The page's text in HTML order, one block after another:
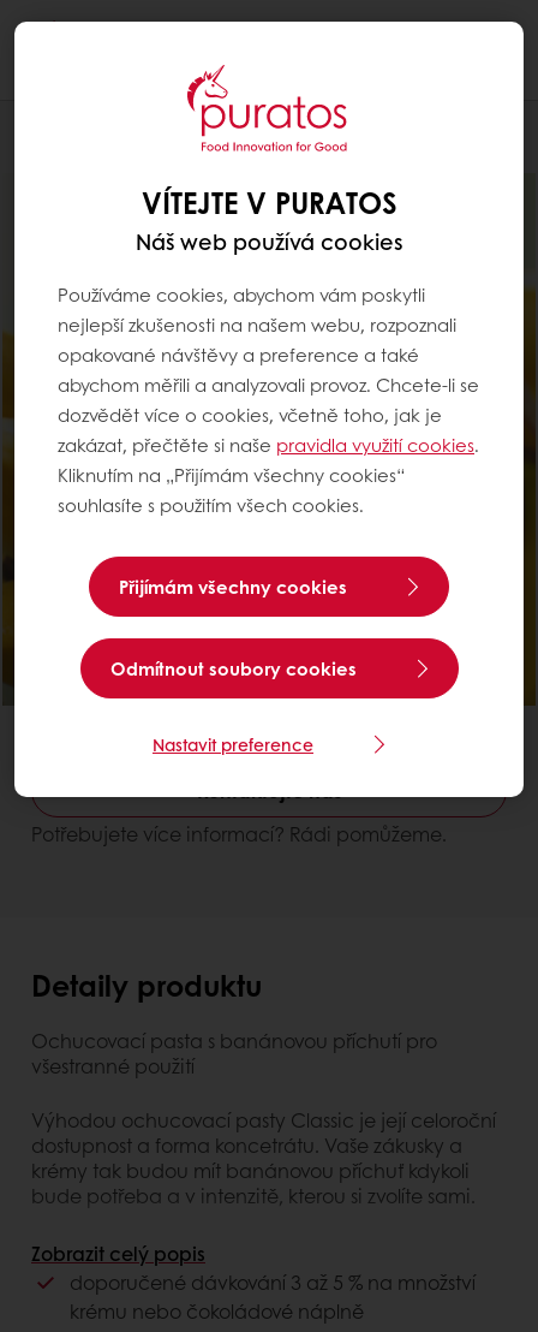
Classic Banane
Kontaktujte nás
Potřebujete více informací? Rádi pomůžeme.
Detaily produktu
Ochucovací pasta s banánovou příchutí pro
všestranné použití
Výhodou ochucovací pasty Classic je její celoroční
dostupnost a forma koncetrátu. Vaše zákusky a
krémy tak budou mít banánovou příchuť kdykoli
bude potřeba a v intenzitě, kterou si zvolíte sami.
Výhody pro zákazníka
jednoduché použití
Zobrazit celý popis
doporučené dávkování 3 až 5 % na množství
krému nebo čokoládové náplně
VÍTEJTE V PURATOS
Náš web používá cookies
Používáme cookies, abychom vám poskytli
nejlepší zkušenosti na našem webu, rozpoznali
opakované návštěvy a preference a také
abychom měřili a analyzovali provoz. Chcete-li se
dozvědět více o cookies, včetně toho, jak je
zakázat, přečtěte si naše pravidla využití cookies.
Kliknutím na „Přijímám všechny cookies“
souhlasíte s použitím všech cookies.
Přijímám všechny cookies
Odmítnout soubory cookies
Nastavit preference